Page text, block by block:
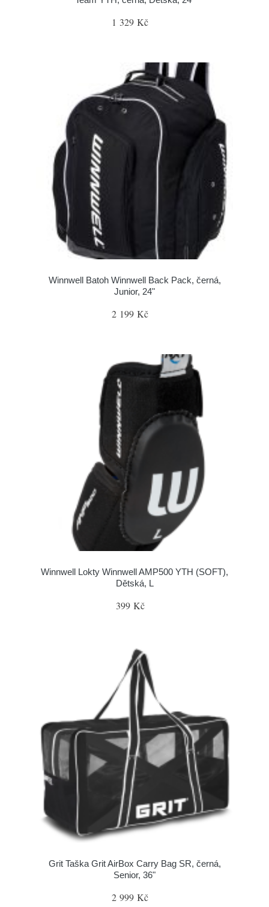
1 329 Kč
Winnwell Batoh Winnwell Back Pack, černá,
Junior, 24"
2 199 Kč
Winnwell Lokty Winnwell AMP500 YTH (SOFT),
Dětská, L
399 Kč
Grit Taška Grit AirBox Carry Bag SR, černá,
Senior, 36"
2 999 Kč